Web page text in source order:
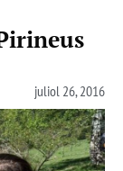
juliol 26, 2016